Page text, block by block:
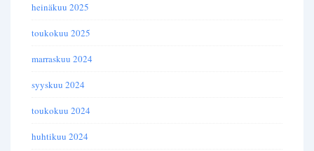
heinäkuu 2025
toukokuu 2025
marraskuu 2024
syyskuu 2024
toukokuu 2024
huhtikuu 2024